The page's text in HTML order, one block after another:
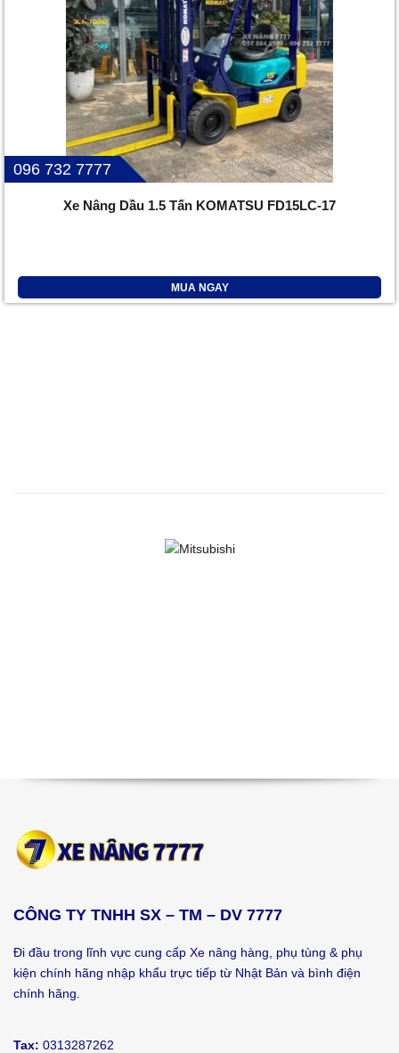
096 732 7777
Xe Nâng Dầu 1.5 Tấn KOMATSU FD15LC-17
MUA NGAY
CÔNG TY TNHH SX – TM – DV 7777
Đi đầu trong lĩnh vực cung cấp Xe nâng hàng, phụ tùng & phụ
kiện chính hãng nhập khẩu trực tiếp từ Nhật Bản và bình điện
chính hãng.
Tax: 0313287262